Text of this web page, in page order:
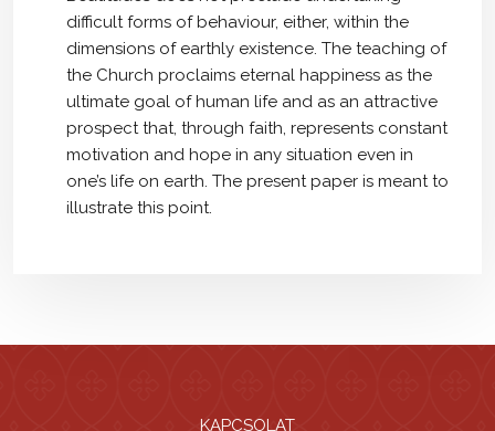
difficult forms of behaviour, either, within the
dimensions of earthly existence. The teaching of
the Church proclaims eternal happiness as the
ultimate goal of human life and as an attractive
prospect that, through faith, represents constant
motivation and hope in any situation even in
one’s life on earth. The present paper is meant to
illustrate this point.
KAPCSOLAT